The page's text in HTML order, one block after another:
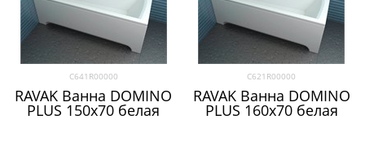
C641R00000
RAVAK Ванна DOMINO
PLUS 150х70 белая
C621R00000
RAVAK Ванна DOMINO
PLUS 160х70 белая